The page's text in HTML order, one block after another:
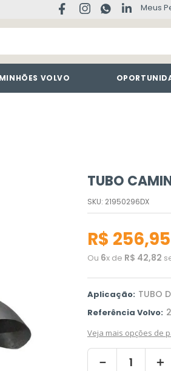
Meus
VOLVO
TUBO
SKU: 21950296DX
R$ 256,95
Ou 6x de R$ 42,82
Aplicação: TUBO
Referência Volvo:
Veja mais opções de
＋
－